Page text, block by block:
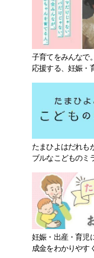
子育てをみんなで
応援する、妊娠・
たまひよはだれも
ブルなこどものミ
妊娠・出産・育児
成金をわかりやす